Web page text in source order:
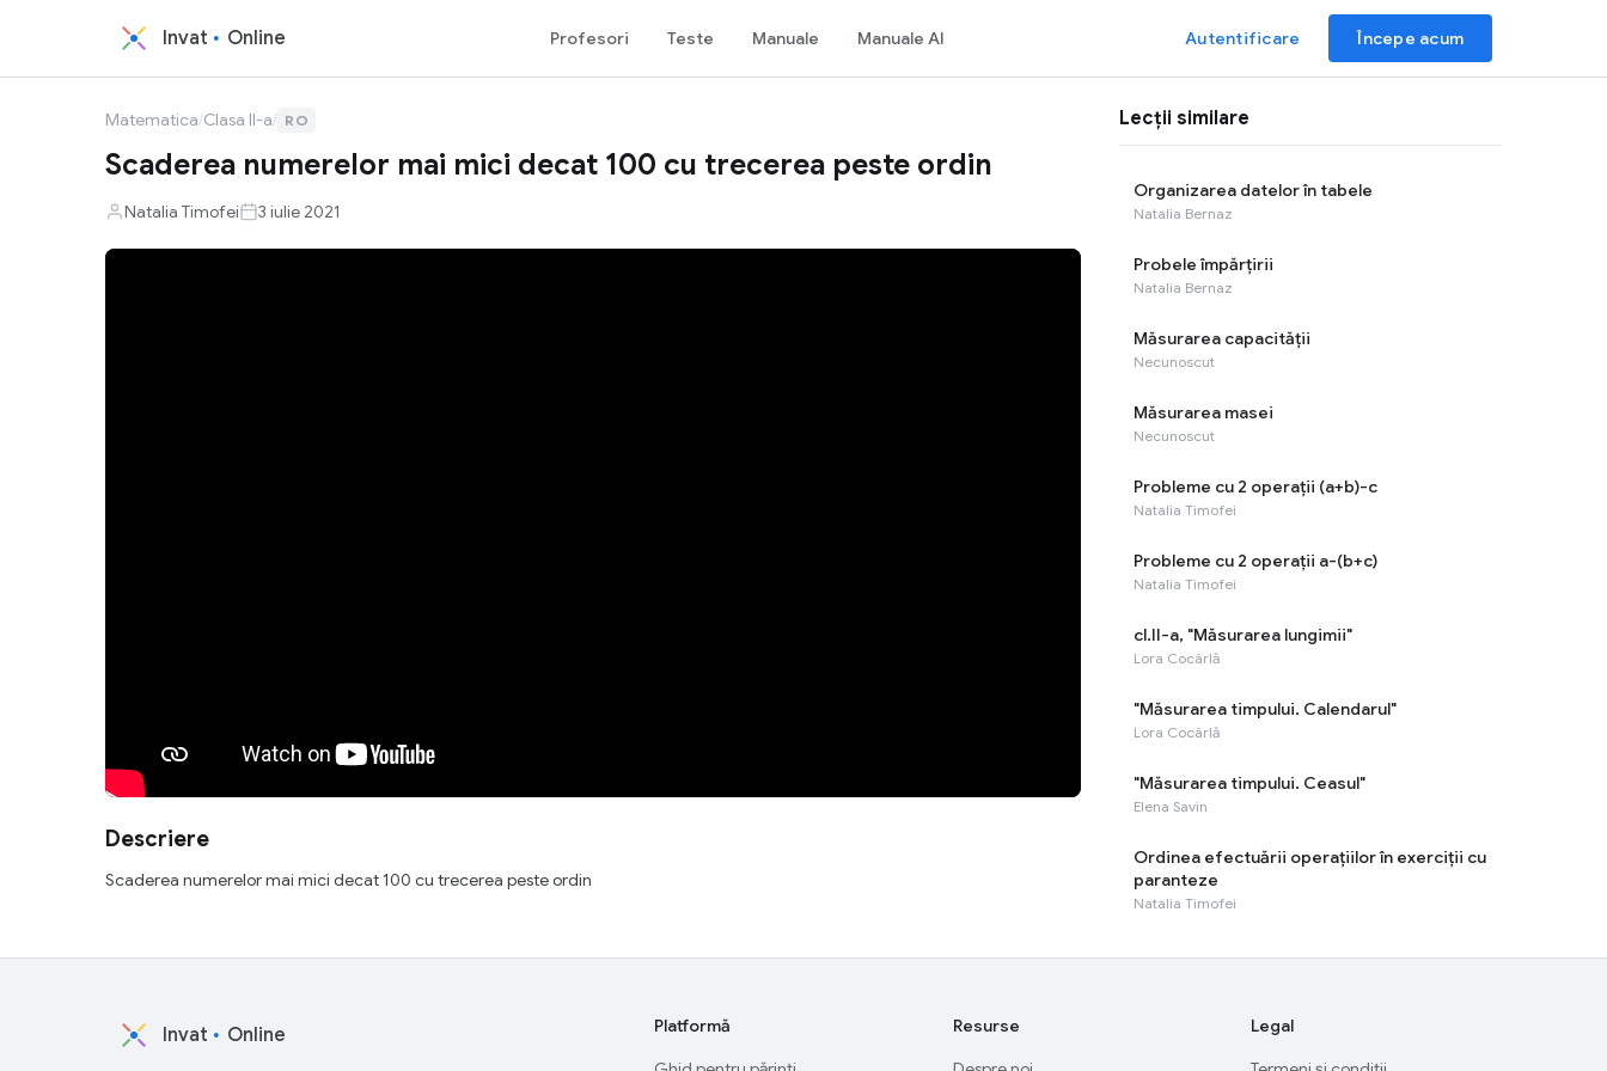
Invat Online Profesori Teste Manuale Manuale AI Autentificare Începe acum
Matematica/Clasa II-a/ RO
Scaderea numerelor mai mici decat 100 cu trecerea peste ordin
Natalia Timofei 3 iulie 2021
Descriere
Scaderea numerelor mai mici decat 100 cu trecerea peste ordin
Lecții similare
Organizarea datelor în tabele
Natalia Bernaz
Probele împărțirii
Natalia Bernaz
Măsurarea capacității
Necunoscut
Măsurarea masei
Necunoscut
Probleme cu 2 operații (a+b)-c
Natalia Timofei
Probleme cu 2 operații a-(b+c)
Natalia Timofei
cl.II-a, "Măsurarea lungimii"
Lora Cocârlă
"Măsurarea timpului. Calendarul"
Lora Cocârlă
"Măsurarea timpului. Ceasul"
Elena Savin
Ordinea efectuării operațiilor în exerciții cu
paranteze
Natalia Timofei
Invat Online
Platformă
Resurse
Legal